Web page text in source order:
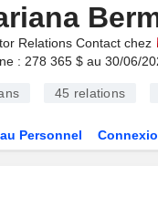
Relations Contact chez
: 278 365 $ au 30/06/
45 relations
Personnel